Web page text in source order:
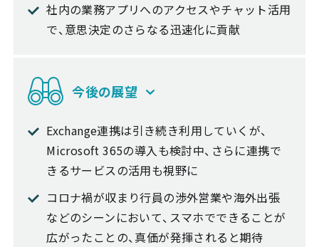
社内の業務アプリへのアクセスやチャット活用
で、意思決定のさらなる迅速化に貢献
今後の展望
Exchange連携は引き続き利用していくが、
Microsoft 365の導入も検討中、さらに連携で
きるサービスの活用も視野に
コロナ禍が収まり行員の渉外営業や海外出張
などのシーンにおいて、スマホでできることが
広がったことの、真価が発揮されると期待